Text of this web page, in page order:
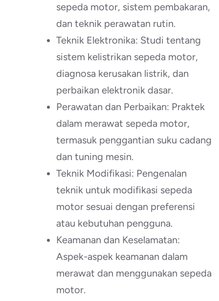
sepeda motor, sistem pembakaran,
dan teknik perawatan rutin.
Teknik Elektronika: Studi tentang
sistem kelistrikan sepeda motor,
diagnosa kerusakan listrik, dan
perbaikan elektronik dasar.
Perawatan dan Perbaikan: Praktek
dalam merawat sepeda motor,
termasuk penggantian suku cadang
dan tuning mesin.
Teknik Modifikasi: Pengenalan
teknik untuk modifikasi sepeda
motor sesuai dengan preferensi
atau kebutuhan pengguna.
Keamanan dan Keselamatan:
Aspek-aspek keamanan dalam
merawat dan menggunakan sepeda
motor.